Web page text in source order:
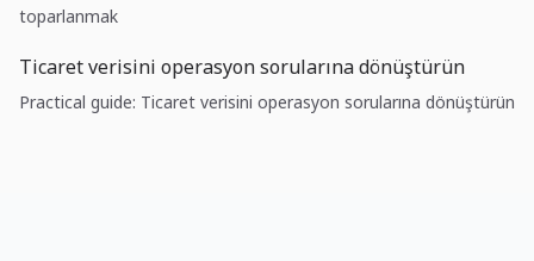
toparlanmak
Ticaret verisini operasyon sorularına dönüştürün
Practical guide: Ticaret verisini operasyon sorularına dönüştürün